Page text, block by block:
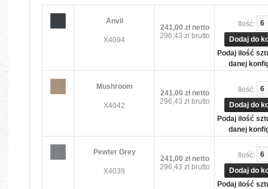
Anvil
X4094
241,00 złnetto
296,43 złbrutto
Ilość:
Dodaj do
Podaj ilość
danej
Mushroom
X4042
241,00 złnetto
296,43 złbrutto
Ilość:
Dodaj do
Podaj ilość
danej
Pewter Grey
X4039
241,00 złnetto
296,43 złbrutto
Ilość:
Dodaj do
Podaj ilość